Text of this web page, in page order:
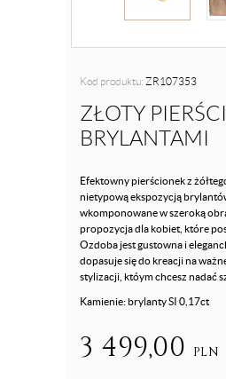
Kod produktu: ZR107353
ZŁOTY
BRYLANTAMI
Efektowny pierścionek z
nietypową ekspozycją
wkomponowane w szeroką
propozycja dla kobiet, które
Ozdoba jest gustowna i
dopasuje się do kreacji na
stylizacji, któym chcesz nadać
Kamienie: brylanty SI 0,17ct
3 499,00 PLN